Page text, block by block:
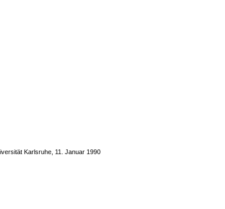
Karlsruhe, 11. Januar 1990